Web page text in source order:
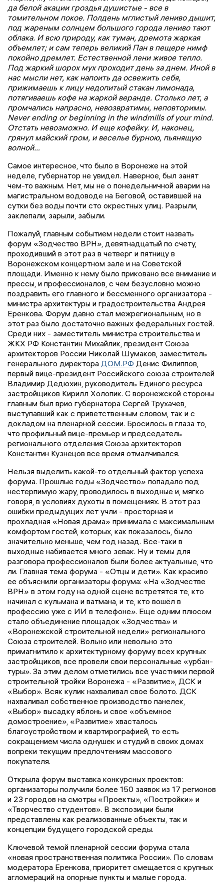
да белой акации гроздья душистые - все в
томительном покое. Полдень мглистый лениво дышит,
под жареным солнцем большого города лениво тают
облака. И всю природу, как туман, дремота жаркая
объемлет; и сам теперь великий Пан в пещере нимф
покойно дремлет. Естественной лени живое тепло.
Под жаркий шорох мух проходит день за днем. Иной в
нас мысли нет, как напоить да освежить себя,
прижимаешь к лицу недопитый стакан лимонада,
потягиваешь кофе на жаркой веранде. Столько лет, а
промчались напрасно, невозвратимы, неповторимы.
Never ending or beginning in the windmills of your mind.
Отстать невозможно. И еще кофейку. И, наконец,
грянул майский гром, и веселье бурною, пьянящую
волной…
Самое интересное, что было в Воронеже на этой
неделе, губернатор не увидел. Наверное, был занят
чем-то важным. Нет, мы не о понедельничной аварии на
магистральном водоводе на Беговой, оставившей на
сутки без воды почти сто окрестных улиц. Разрыли,
заклепали, зарыли, забыли.
Пожалуй, главным событием недели стоит назвать
форум «Зодчество ВРН», девятнадцатый по счету,
проходивший в этот раз в четверг и пятницу в
Воронежском концертном зале и на Советской
площади. Именно к нему было приковано все внимание и
прессы, и профессионалов, с чем безусловно можно
поздравить его главного и бессменного организатора -
министра архитектуры и градостроительства Андрея
Еренкова. Форум давно стал межрегиональным, но в
этот раз было достаточно важных федеральных гостей.
Среди них - заместитель министра строительства и
ЖКХ РФ Константин Михайлик, президент Союза
архитекторов России Николай Шумаков, заместитель
генерального директора ДОМ.РФ Денис Филиппов,
первый вице-президент Российского союза строителей
Владимир Дедюхин, руководитель Единого ресурса
застройщиков Кирилл Холопик. С воронежской стороны
главным был врио губернатора Сергей Трухачев,
выступавший как с приветственным словом, так и с
докладом на пленарной сессии. Бросилось в глаза то,
что профильный вице-премьер и председатель
регионального отделения Союза архитекторов
Константин Кузнецов все время отмалчивался.
Нельзя выделить какой-то отдельный фактор успеха
форума. Прошлые годы «Зодчество» попадало под
нестерпимую жару, проводилось в выходные и, мягко
говоря, в условиях духоты в помещениях. В этот раз
ошибки предыдущих лет учли - просторная и
прохладная «Новая драма» принимала с максимальным
комфортом гостей, которых, как показалось, было
значительно меньше, чем год назад. Все-таки в
выходные набивается много зевак. Ну и темы для
разговора профессионалов были более актуальные, что
ли. Главная тема форума - «Отцы и дети». Как красиво
ее объяснили организаторы форума: «На «Зодчестве
ВРН» в этом году на одной сцене встретятся те, кто
начинал с кульмана и ватмана, и те, кто вошёл в
профессию уже с ИИ в телефоне». Еще одним плюсом
стало объединение площадок «Зодчества» и
«Воронежской строительной недели» регионального
Союза строителей. Вольно или невольно это
примагнитило к архитектурному форуму всех крупных
застройщиков, все провели свои персональные «урбан-
туры». За этим делом отметились все участники первой
строительной тройки Воронежа - «Развитие», ДСК и
«Выбор». Всяк кулик нахваливал свое болото. ДСК
нахваливал собственное производство панелек,
«Выбор» высадку яблонь и свое «объемное
домостроение», «Развитие» хвасталось
благоустройством и квартирографией, то есть
сокращением числа однушек и студий в своих домах
вопреки текущим предпочтениям массового
покупателя.
Открыла форум выставка конкурсных проектов:
организаторы получили более 150 заявок из 17 регионов
и 23 городов на смотры «Проекты», «Постройки» и
«Творчество студентов». В экспозиции были
представлены как реализованные объекты, так и
концепции будущего городской среды.
Ключевой темой пленарной сессии форума стала
«новая пространственная политика России». По словам
модератора Еренкова, приоритет смещается с крупных
агломераций на опорные пункты и малые города.